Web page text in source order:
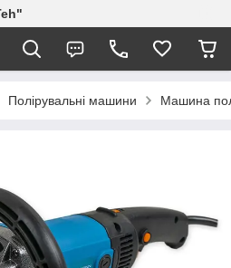
Полірувальні машини Машина